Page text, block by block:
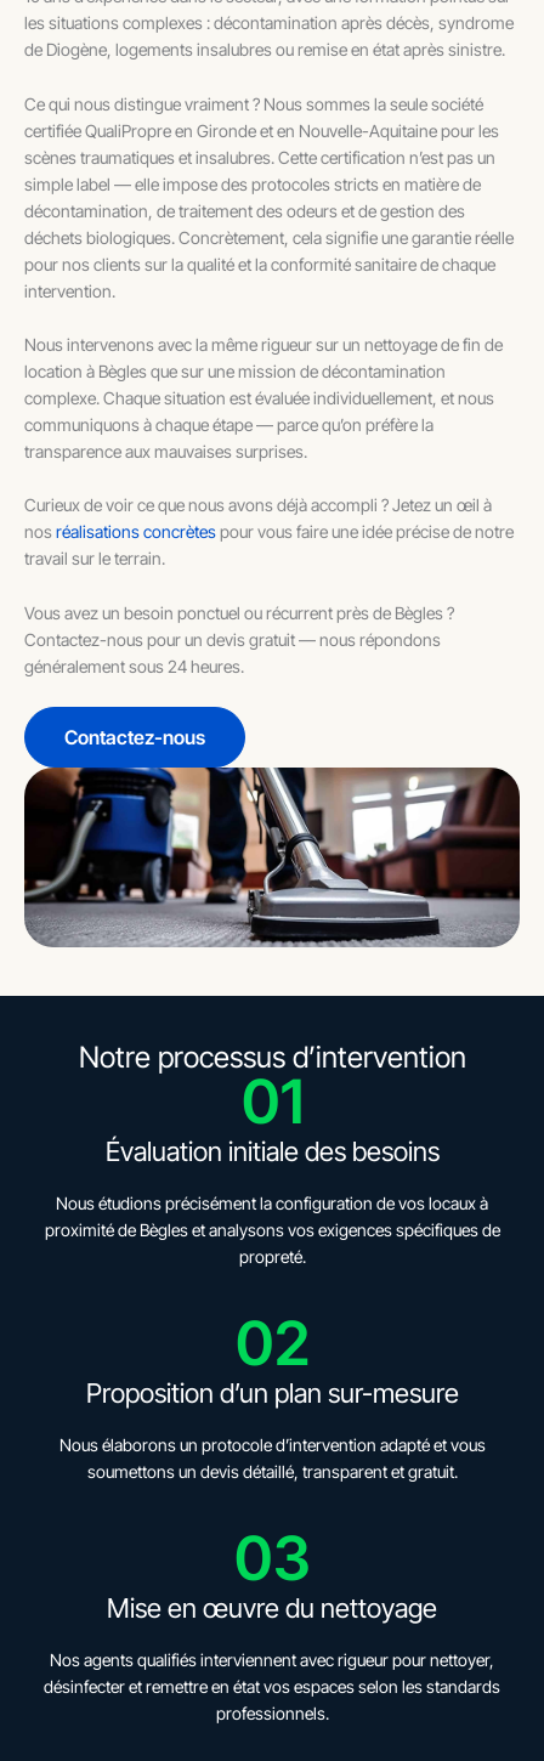
les situations complexes : décontamination après décès, syndrome
de Diogène, logements insalubres ou remise en état après sinistre.
Ce qui nous distingue vraiment ? Nous sommes la seule société
certifiée QualiPropre en Gironde et en Nouvelle-Aquitaine pour les
scènes traumatiques et insalubres. Cette certification n’est pas un
simple label — elle impose des protocoles stricts en matière de
décontamination, de traitement des odeurs et de gestion des
déchets biologiques. Concrètement, cela signifie une garantie réelle
pour nos clients sur la qualité et la conformité sanitaire de chaque
intervention.
Nous intervenons avec la même rigueur sur un nettoyage de fin de
location à Bègles que sur une mission de décontamination
complexe. Chaque situation est évaluée individuellement, et nous
communiquons à chaque étape — parce qu’on préfère la
transparence aux mauvaises surprises.
Curieux de voir ce que nous avons déjà accompli ? Jetez un œil à
nosréalisations concrètespour vous faire une idée précise de notre
travail sur le terrain.
Vous avez un besoin ponctuel ou récurrent près de Bègles ?
Contactez-nous pour un devis gratuit — nous répondons
généralement sous 24 heures.
Contactez-nous
Notre processus d’intervention
01
Évaluation initiale des besoins
Nous étudions précisément la configuration de vos locaux à
proximité de Bègles et analysons vos exigences spécifiques de
propreté.
02
Proposition d’un plan sur-mesure
Nous élaborons un protocole d’intervention adapté et vous
soumettons un devis détaillé, transparent et gratuit.
03
Mise en œuvre du nettoyage
Nos agents qualifiés interviennent avec rigueur pour nettoyer,
désinfecter et remettre en état vos espaces selon les standards
professionnels.